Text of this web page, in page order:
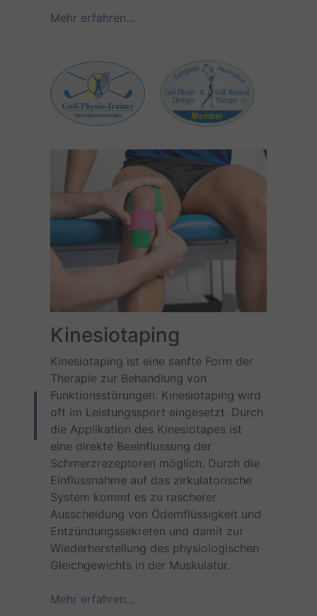
Mehr erfahren...
Kinesiotaping
Kinesiotaping ist eine sanfte Form der
Therapie zur Behandlung von
Funktionsstörungen. Kinesiotaping wird
oft im Leistungssport eingesetzt. Durch
die Applikation des Kinesiotapes ist
eine direkte Beeinflussung der
Schmerzrezeptoren möglich. Durch die
Einflussnahme auf das zirkulatorische
System kommt es zu rascherer
Ausscheidung von Ödemflüssigkeit und
Entzündungssekreten und damit zur
Wiederherstellung des physiologischen
Gleichgewichts in der Muskulatur.
Mehr erfahren...